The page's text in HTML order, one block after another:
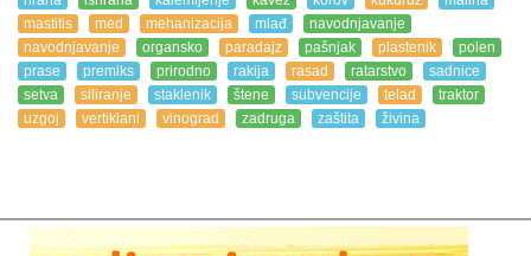
mastitis
med mehanizacija mlađ
navodnjavanje
navodnjavanje
organsko paradajz pašnjak plastenik
polen
prase
premiks prirodno rakija rasad ratarstvo
sadnice
setva
siliranje staklenik štene subvencije telad
traktor
uzgoj
vertiklani vinograd zadruga zaštita živina